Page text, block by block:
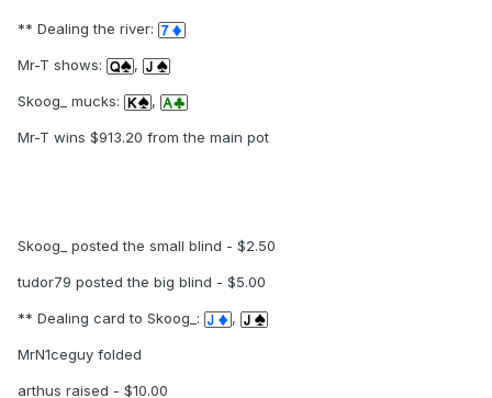
** Dealing the river:
Mr-T shows: ,
Skoog_ mucks: ,
Mr-T wins $913.20 from the main pot
Skoog_ posted the small blind - $2.50
tudor79 posted the big blind - $5.00
** Dealing card to Skoog_: ,
MrN1ceguy folded
arthus raised - $10.00